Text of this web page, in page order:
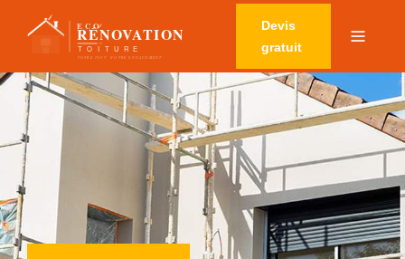
Devis
gratuit